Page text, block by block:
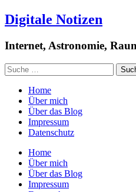
Digitale Notizen
Internet, Astronomie,
Home
Über mich
Über das Blog
Impressum
Datenschutz
Home
Über mich
Über das Blog
Impressum